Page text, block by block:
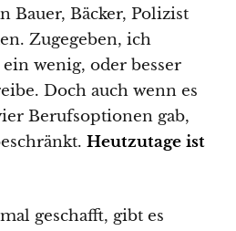
Bauer, Bäcker, Polizist
Zugegeben, ich
wenig, oder besser
Doch auch wenn es
Berufsoptionen gab,
Heutzutage ist
geschafft, gibt es